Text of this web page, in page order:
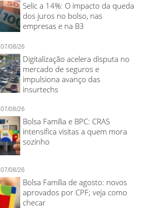
Selic a 14%: O impacto da queda
dos juros no bolso, nas
empresas e na B3
07/08/26
Digitalização acelera disputa no
mercado de seguros e
impulsiona avanço das
insurtechs
07/08/26
Bolsa Família e BPC: CRAS
intensifica visitas a quem mora
sozinho
07/08/26
Bolsa Família de agosto: novos
aprovados por CPF; veja como
checar